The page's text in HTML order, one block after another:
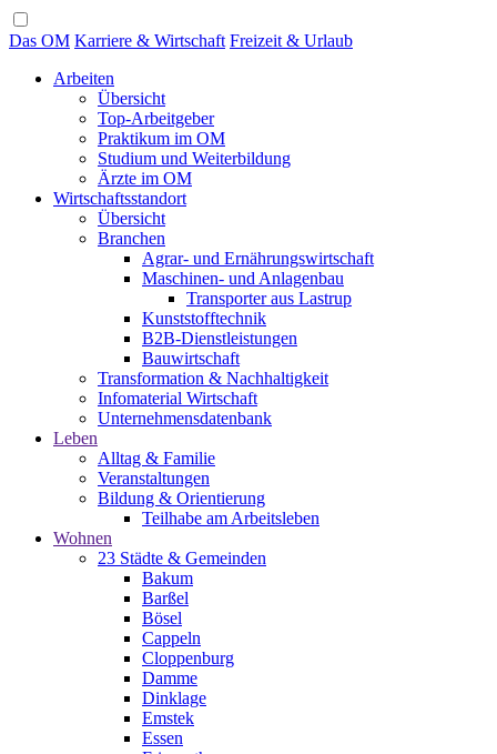
Das OM Karriere & Wirtschaft Freizeit & Urlaub
Arbeiten
Übersicht
Top-Arbeitgeber
Praktikum im OM
Studium und Weiterbildung
Ärzte im OM
Wirtschaftsstandort
Übersicht
Branchen
Agrar- und Ernährungswirtschaft
Maschinen- und Anlagenbau
Transporter aus Lastrup
Kunststofftechnik
B2B-Dienstleistungen
Bauwirtschaft
Transformation & Nachhaltigkeit
Infomaterial Wirtschaft
Unternehmensdatenbank
Leben
Alltag & Familie
Veranstaltungen
Bildung & Orientierung
Teilhabe am Arbeitsleben
Wohnen
23 Städte & Gemeinden
Bakum
Barßel
Bösel
Cappeln
Cloppenburg
Damme
Dinklage
Emstek
Essen